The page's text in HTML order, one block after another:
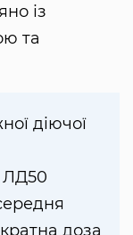
із
та
діючої
ЛД50
доза